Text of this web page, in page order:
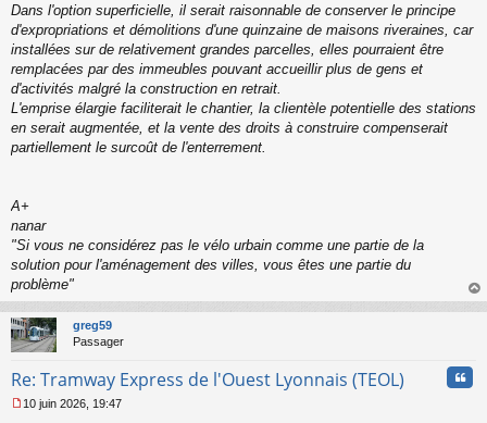
Dans l'option superficielle, il serait raisonnable de conserver le principe
d'expropriations et démolitions d'une quinzaine de maisons riveraines, car
installées sur de relativement grandes parcelles, elles pourraient être
remplacées par des immeubles pouvant accueillir plus de gens et
d'activités malgré la construction en retrait.
L'emprise élargie faciliterait le chantier, la clientèle potentielle des stations
en serait augmentée, et la vente des droits à construire compenserait
partiellement le surcoût de l'enterrement.
A+
nanar
"Si vous ne considérez pas le vélo urbain comme une partie de la
solution pour l'aménagement des villes, vous êtes une partie du
problème"
au
greg59
Passager
Re: Tramway Express de l'Ouest Lyonnais (TEOL)
10 juin 2026, 19:47